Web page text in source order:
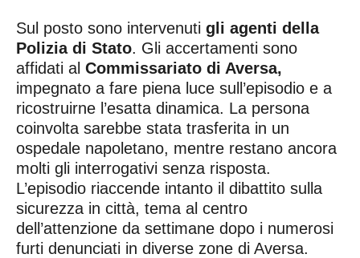
Sul posto sono intervenuti gli agenti della
Polizia di Stato. Gli accertamenti sono
affidati al Commissariato di Aversa,
impegnato a fare piena luce sull’episodio e a
ricostruirne l’esatta dinamica. La persona
coinvolta sarebbe stata trasferita in un
ospedale napoletano, mentre restano ancora
molti gli interrogativi senza risposta.
L’episodio riaccende intanto il dibattito sulla
sicurezza in città, tema al centro
dell’attenzione da settimane dopo i numerosi
furti denunciati in diverse zone di Aversa.